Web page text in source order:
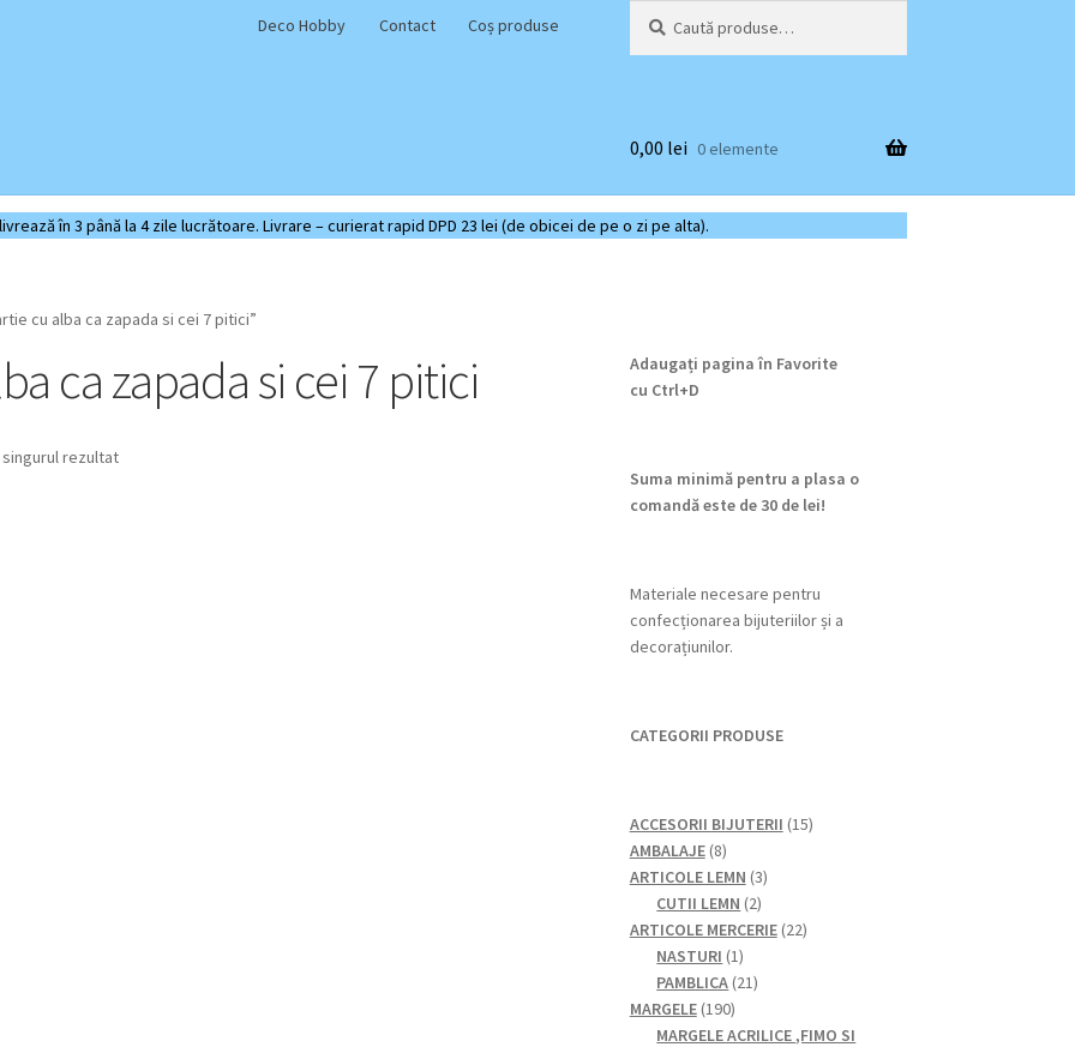
Deco Hobby Contact Coș produse
după:
0,00 lei 0 elemente
în 3 până la 4 zile lucrătoare. Livrare – curierat rapid DPD 23 lei (de obicei de pe o zi pe alta).
cu alba ca zapada si cei 7 pitici”
ca zapada si cei 7 pitici
rezultat
Adaugați pagina în Favorite
cu Ctrl+D
Suma minimă pentru a plasa o
comandă este de 30 de lei!
Materiale necesare pentru
confecționarea bijuteriilor și a
decorațiunilor.
CATEGORII PRODUSE
ACCESORII BIJUTERII 1515
AMBALAJE 88
produse
ARTICOLE LEMN 33
CUTII LEMN 22
produse
ARTICOLE MERCERIE 2222
NASTURI 11
produs
PAMBLICA 2121
produse
MARGELE 190190
de
MARGELE ACRILICE ,FIMO SI